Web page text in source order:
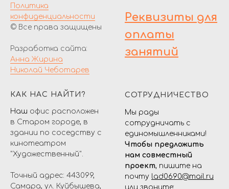
Политика
конфиденциальности
© Все права защищены
Разработка сайта:
Анна Жирина
Николай Чеботарев
Реквизиты для
оплаты
занятий
КАК НАС НАЙТИ?
Наш офис расположен
в Старом городе, в
здании по соседству с
кинотеатром
"Художественный".
Точный адрес: 443099,
Самара, ул. Куйбышева,
СОТРУДНИЧЕСТВО
Мы рады
сотрудничать с
единомышленниками!
Чтобы предложить
нам совместный
проект, пишите на
почту lad0690@mail.ru
или звоните: